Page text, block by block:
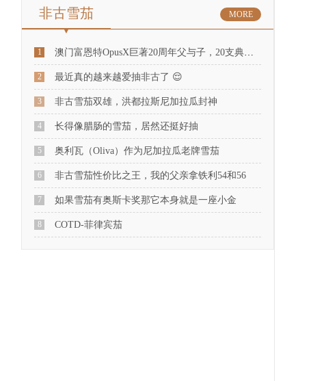
非古雪茄 MORE
1 澳门富恩特OpusX巨著20周年父与子，20支典藏装
2 最近真的越来越爱抽非古了 😌
3 非古雪茄双雄，洪都拉斯尼加拉瓜封神
4 长得像腊肠的雪茄，居然还挺好抽
5 奥利瓦（Oliva）作为尼加拉瓜老牌雪茄
6 非古雪茄性价比之王，我的父亲拿铁利54和56
7 如果雪茄有奥斯卡奖那它本身就是一座小金
8 COTD-菲律宾茄